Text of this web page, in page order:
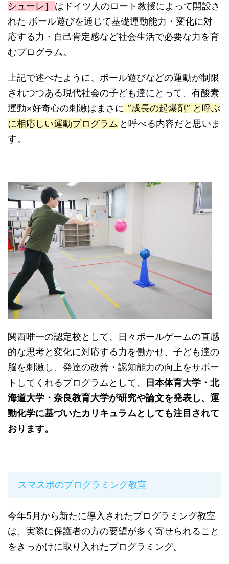
シューレ］
はドイツ人のロート教授によって開設さ
れた ボール遊びを通じて基礎運動能力・変化に対
応する力・自己肯定感など社会生活で必要な力を育
むプログラム。
上記で述べたように、ボール遊びなどの運動が制限
されつつある現代社会の子ども達にとって、有酸素
運動×好奇心の刺激はまさに ”成長の起爆剤” と呼ぶ
に相応しい運動プログラム と呼べる内容だと思いま
す。
関西唯一の認定校として、日々ボールゲームの直感
的な思考と変化に対応する力を働かせ、子ども達の
脳を刺激し、発達の改善・認知能力の向上をサポー
トしてくれるプログラムとして、
日本体育大学・北
海道大学・奈良教育大学が研究や論文を発表し、運
動化学に基づいたカリキュラムとしても注目されて
おります。
スマスポのプログラミング教室
今年5月から新たに導入されたプログラミング教室
は、実際に保護者の方の要望が多く寄せられること
をきっかけに取り入れたプログラミング。